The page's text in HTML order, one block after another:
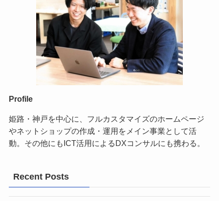
Profile
姫路・神戸を中心に、フルカスタマイズのホームページ
やネットショップの作成・運用をメイン事業として活
動。その他にもICT活用によるDXコンサルにも携わる。
Recent Posts